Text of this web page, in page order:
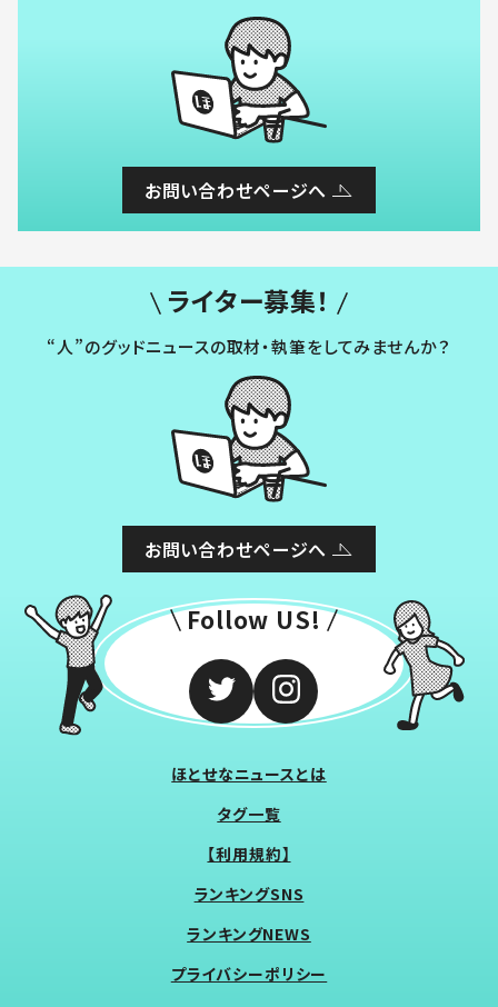
お問い合わせページへ
ライター募集！
“人”のグッドニュースの取材・執筆をしてみませんか？
お問い合わせページへ
Follow US!
ほとせなニュースとは
タグ一覧
【利用規約】
ランキングSNS
ランキングNEWS
プライバシーポリシー